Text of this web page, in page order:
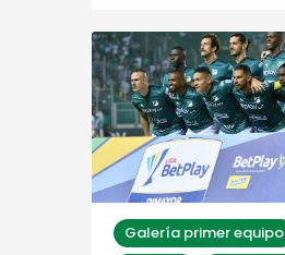
Galería primer equipo